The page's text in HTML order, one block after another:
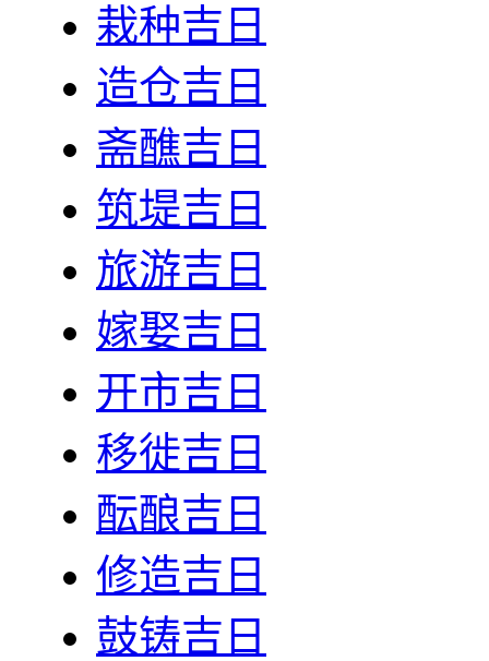
栽种吉日
造仓吉日
斋醮吉日
筑堤吉日
旅游吉日
嫁娶吉日
开市吉日
移徙吉日
酝酿吉日
修造吉日
鼓铸吉日